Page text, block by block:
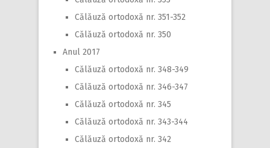
Călăuză ortodoxă nr. 351-352
Călăuză ortodoxă nr. 350
Anul 2017
Călăuză ortodoxă nr. 348-349
Călăuză ortodoxă nr. 346-347
Călăuză ortodoxă nr. 345
Călăuză ortodoxă nr. 343-344
Călăuză ortodoxă nr. 342